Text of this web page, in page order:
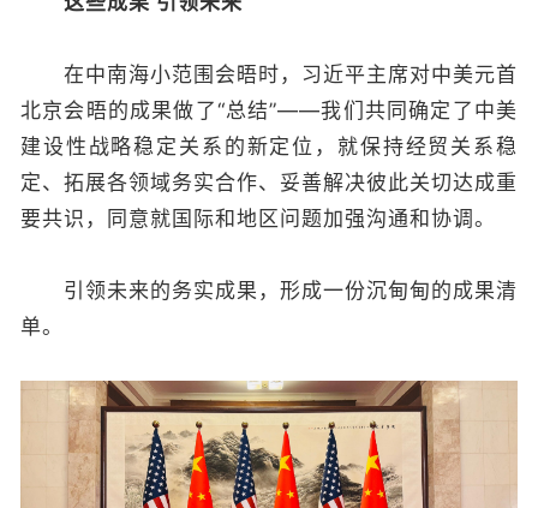
在中南海小范围会晤时，习近平主席对中美元首
北京会晤的成果做了“总结”——我们共同确定了中美
建设性战略稳定关系的新定位，就保持经贸关系稳
定、拓展各领域务实合作、妥善解决彼此关切达成重
要共识，同意就国际和地区问题加强沟通和协调。
引领未来的务实成果，形成一份沉甸甸的成果清
单。